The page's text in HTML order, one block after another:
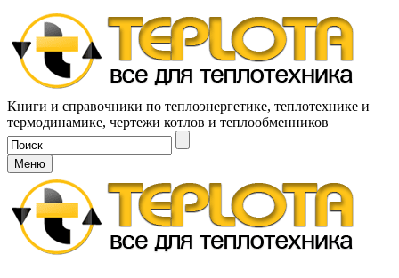
Книги и справочники по теплоэнергетике, теплотехнике и
термодинамике, чертежи котлов и теплообменников
Меню